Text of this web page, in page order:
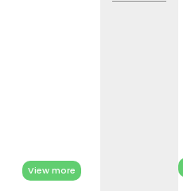
View more